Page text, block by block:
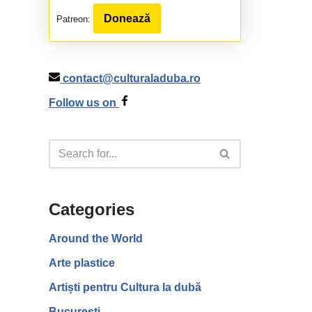
Patreon: Donează
contact@culturaladuba.ro
Follow us on
Categories
Around the World
Arte plastice
Artiști pentru Cultura la dubă